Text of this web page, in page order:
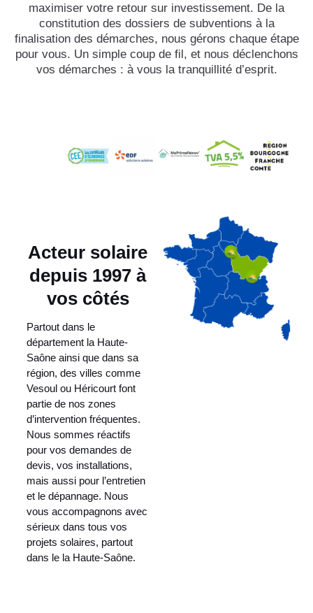
maximiser votre retour sur investissement. De la
constitution des dossiers de subventions à la
finalisation des démarches, nous gérons chaque étape
pour vous. Un simple coup de fil, et nous déclenchons
vos démarches : à vous la tranquillité d’esprit.
Acteur solaire
depuis 1997 à
vos côtés
Partout dans le
département la Haute-
Saône ainsi que dans sa
région, des villes comme
Vesoul ou Héricourt font
partie de nos zones
d’intervention fréquentes.
Nous sommes réactifs
pour vos demandes de
devis, vos installations,
mais aussi pour l’entretien
et le dépannage. Nous
vous accompagnons avec
sérieux dans tous vos
projets solaires, partout
dans le la Haute-Saône.